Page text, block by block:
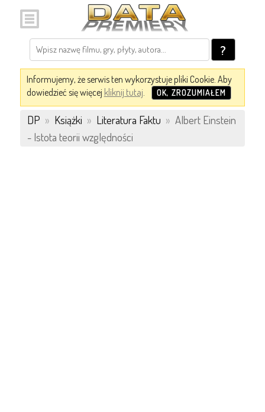
?
Informujemy, że serwis ten wykorzystuje pliki Cookie. Aby
dowiedzieć się więcej kliknij tutaj. OK, ZROZUMIAŁEM
DP » Książki » Literatura Faktu » Albert Einstein
- Istota teorii względności